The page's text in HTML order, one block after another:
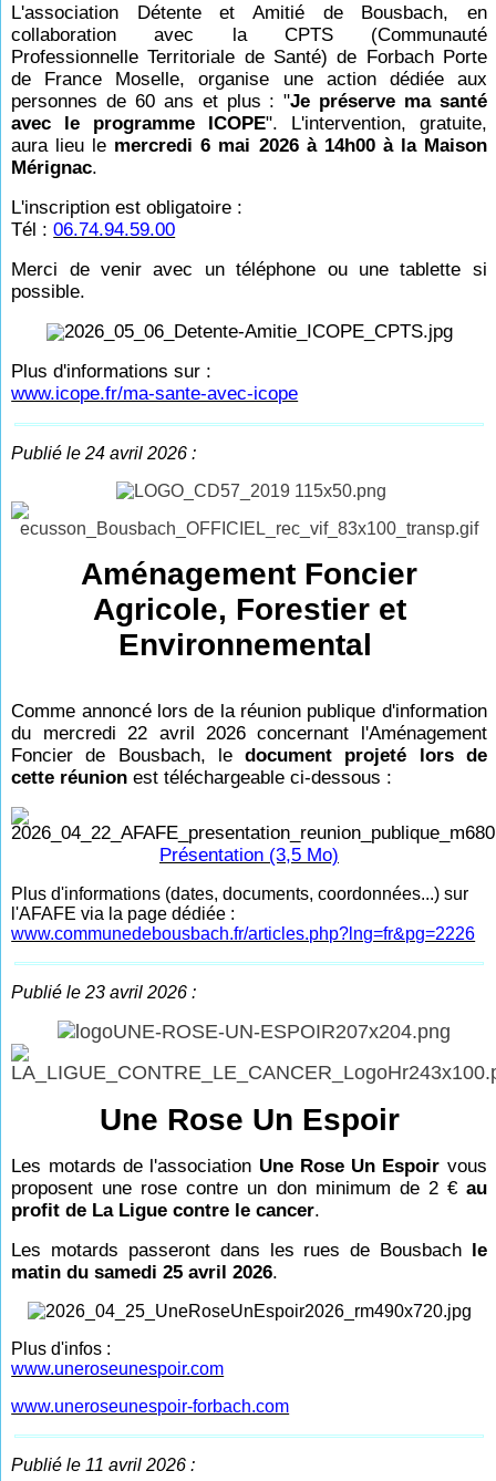
L'association Détente et Amitié de Bousbach, en
collaboration avec la CPTS (Communauté
Professionnelle Territoriale de Santé) de Forbach Porte
de France Moselle, organise une action dédiée aux
personnes de 60 ans et plus : "Je préserve ma santé
avec le programme ICOPE". L'intervention, gratuite,
aura lieu le mercredi 6 mai 2026 à 14h00 à la Maison
Mérignac.
L'inscription est obligatoire :
Tél :06.74.94.59.00
Merci de venir avec un téléphone ou une tablette si
possible.
Plus d'informations sur :
www.icope.fr/ma-sante-avec-icope
Publié le 24 avril 2026 :
Aménagement Foncier
Agricole, Forestier et
Environnemental
Comme annoncé lors de la réunion publique d'information
du mercredi 22 avril 2026 concernant l'Aménagement
Foncier de Bousbach, ledocument projeté lors de
cette réunion est téléchargeable ci-dessous :
Présentation (3,5 Mo)
Plus d'informations (dates, documents, coordonnées...) sur
l'AFAFE via la page dédiée :
www.communedebousbach.fr/articles.php?lng=fr&pg=2226
Publié le 23 avril 2026 :
Une Rose Un Espoir
Les motards de l'association Une Rose Un Espoir vous
proposent une rose contre un don minimum de 2 € au
profit de La Ligue contre le cancer.
Les motards passeront dans les rues de Bousbachle
matin du samedi 25 avril 2026.
Plus d'infos :
www.uneroseunespoir.com
www.uneroseunespoir-forbach.com
Publié le 11 avril 2026 :